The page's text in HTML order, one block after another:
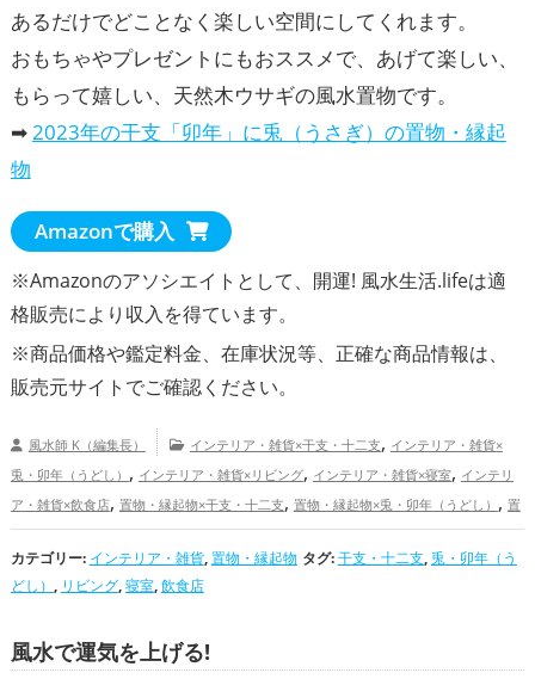
あるだけでどことなく楽しい空間にしてくれます。
おもちゃやプレゼントにもおススメで、あげて楽しい、
もらって嬉しい、天然木ウサギの風水置物です。
➡2023年の干支「卯年」に兎（うさぎ）の置物・縁起
物
Amazonで購入
※Amazonのアソシエイトとして、開運! 風水生活.lifeは適
格販売により収入を得ています。
※商品価格や鑑定料金、在庫状況等、正確な商品情報は、
販売元サイトでご確認ください。
風水師 K（編集長） インテリア・雑貨×干支・十二支, インテリア・雑貨×
兎・卯年（うどし） , インテリア・雑貨×リビング, インテリア・雑貨×寝室, インテリ
ア・雑貨×飲食店, 置物・縁起物×干支・十二支, 置物・縁起物×兎・卯年（うどし） , 置
物・縁起物×リビング,置物・縁起物×寝室,置物・縁起物×飲食店
干支・十二支の
開運グッズ,兎・卯年（うどし）の開運グッズ,リビングの開運グッズ,寝室の開運グ
ッズ,飲食店の開運グッズ 家庭運・家族運アップ
カテゴリー: インテリア・雑貨,置物・縁起物 タグ:干支・十二支,兎・卯年（う
どし） , リビング,寝室,飲食店
風水で運気を上げる!